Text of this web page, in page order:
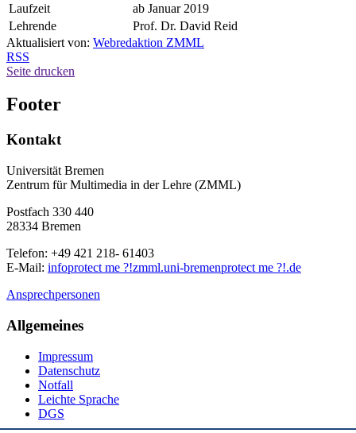
Laufzeit
ab Januar 2019
Lehrende
Prof. Dr. David Reid
Aktualisiert von: Webredaktion ZMML
RSS
Seite drucken
Footer
Kontakt
Universität Bremen
Zentrum für Multimedia in der Lehre (ZMML)
Postfach 330 440
28334 Bremen
Telefon: +49 421 218- 61403
E-Mail: infoprotect me ?!zmml.uni-bremenprotect me ?!.de
Ansprechpersonen
Allgemeines
Impressum
Datenschutz
Notfall
Leichte Sprache
DGS